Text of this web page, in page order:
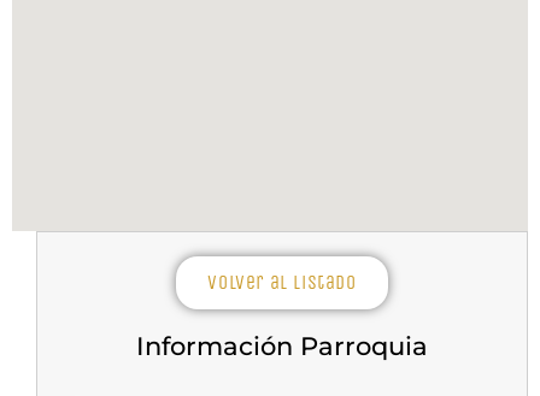
Volver al listado
Información Parroquia